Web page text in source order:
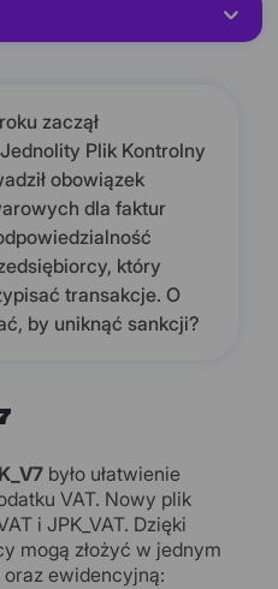
zaczął
Plik Kontrolny
obowiązek
dla faktur
który
transakcje. O
by uniknąć sankcji?
było ułatwienie
VAT. Nowy plik
i JPK_VAT. Dzięki
mogą złożyć w jednym
ewidencyjną: